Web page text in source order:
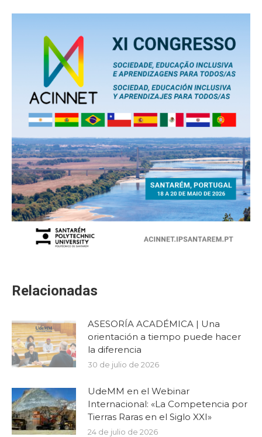
Relacionadas
ASESORÍA ACADÉMICA | Una
orientación a tiempo puede hacer
la diferencia
30 de julio de 2026
UdeMM en el Webinar
Internacional: «La Competencia por
Tierras Raras en el Siglo XXI»
24 de julio de 2026